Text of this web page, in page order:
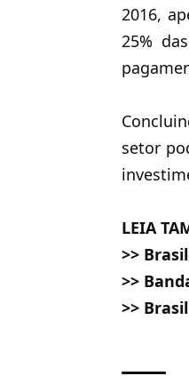
2016,
25%
setor
LEIA
>>
>>
>>